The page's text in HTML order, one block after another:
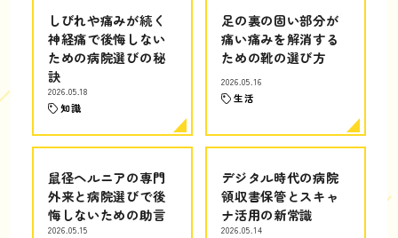
しびれや痛みが続く
神経痛で後悔しない
ための病院選びの秘
訣
2026.05.18
知識
足の裏の固い部分が
痛い痛みを解消する
ための靴の選び方
2026.05.16
生活
鼠径ヘルニアの専門
外来と病院選びで後
悔しないための助言
2026.05.15
デジタル時代の病院
領収書保管とスキャ
ナ活用の新常識
2026.05.14